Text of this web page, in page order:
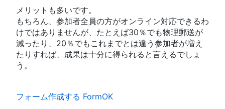
メリットも多いです。
もちろん、参加者全員の方がオンライン対応できるわ
けではありませんが、たとえば30％でも物理郵送が
減ったり、20％でもこれまでとは違う参加者が増え
たりすれば、成果は十分に得られると言えるでしょ
う。
フォーム作成する FormOK